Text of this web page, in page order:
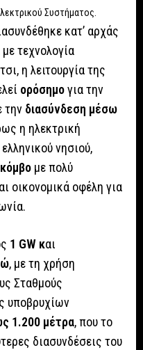
Συστήματος.
κατ’ αρχάς
τεχνολογία
η λειτουργία της
ορόσημογια την
την διασύνδεση μέσω
η ηλεκτρική
νησιού,
με πολύ
οικονομικά οφέλη για
1 GW και
, με τη χρήση
Σταθμούς
υποβρυχίων
1.200 μέτρα, που το
διασυνδέσεις του